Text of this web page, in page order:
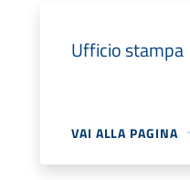
Ufficio stampa
VAI ALLA PAGINA